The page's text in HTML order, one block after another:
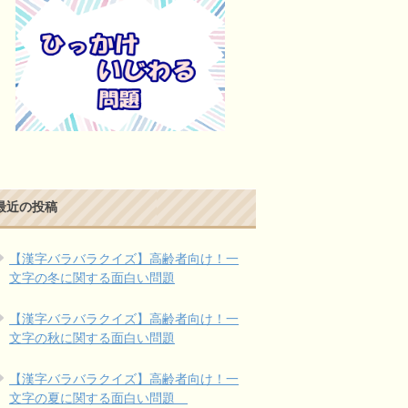
近の投稿
【漢字バラバラクイズ】高齢者向け！一
文字の冬に関する面白い問題
【漢字バラバラクイズ】高齢者向け！一
文字の秋に関する面白い問題
【漢字バラバラクイズ】高齢者向け！一
文字の夏に関する面白い問題